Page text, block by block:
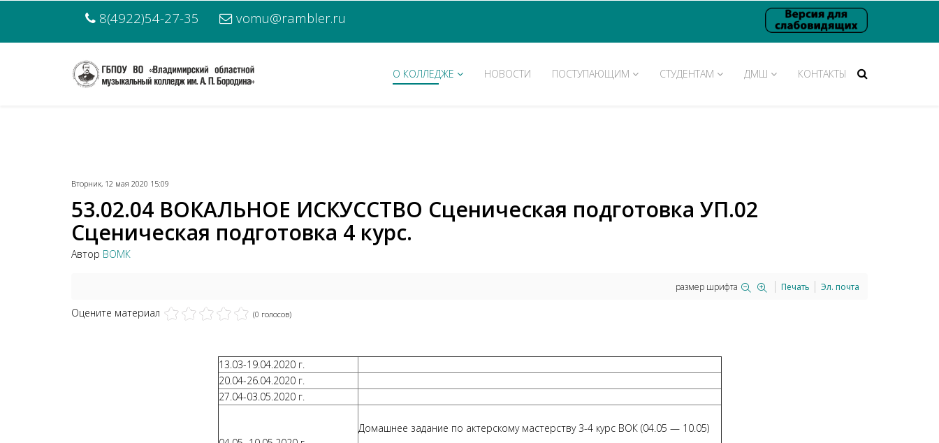
8(4922)54-27-35 vomu@rambler.ru
О КОЛЛЕДЖЕ НОВОСТИ ПОСТУПАЮЩИМ СТУДЕНТАМ ДМШ КОНТАКТЫ
Вторник, 12 мая 2020 15:09
53.02.04 ВОКАЛЬНОЕ ИСКУССТВО Сценическая подготовка УП.02
Сценическая подготовка 4 курс.
Автор ВОМК
размер шрифта Печать Эл. почта
Оцените материал (0 голосов)
13.03-19.04.2020 г.
20.04-26.04.2020 г.
27.04-03.05.2020 г.
Домашнее задание по актерскому мастерству 3-4 курс ВОК (04.05 — 10.05)